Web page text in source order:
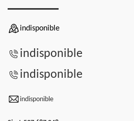
indisponible
indisponible
indisponible
indisponible